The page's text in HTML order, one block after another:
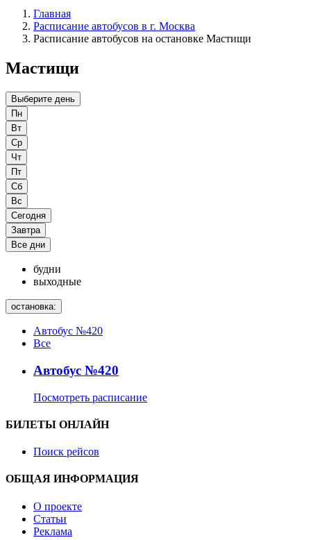
Главная
Расписание автобусов в г. Москва
Расписание автобусов на остановке Мастищи
Мастищи
Выберите день
Пн
Вт
Ср
Чт
Пт
Сб
Вс
Сегодня
Завтра
Все дни
будни
выходные
остановка:
Автобус №420
Все
Автобус №420
Посмотреть расписание
БИЛЕТЫ ОНЛАЙН
Поиск рейсов
ОБЩАЯ ИНФОРМАЦИЯ
О проекте
Статьи
Реклама